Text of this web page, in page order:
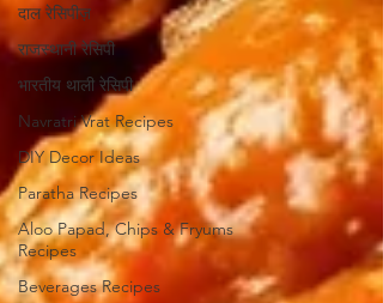
दाल रेसिपीज़
राजस्थानी रेसिपी
भारतीय थाली रेसिपी
Navratri Vrat Recipes
DIY Decor Ideas
Paratha Recipes
Aloo Papad, Chips & Fryums
Recipes
Beverages Recipes